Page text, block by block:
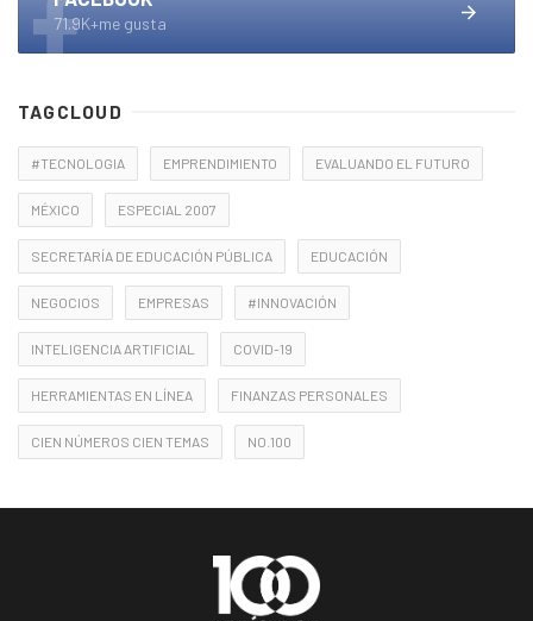
71.9K+me gusta
TAGCLOUD
#TECNOLOGIA EMPRENDIMIENTO EVALUANDO EL FUTURO
MÉXICO ESPECIAL 2007
SECRETARÍA DE EDUCACIÓN PÚBLICA EDUCACIÓN
NEGOCIOS EMPRESAS #INNOVACIÓN
INTELIGENCIA ARTIFICIAL COVID-19
HERRAMIENTAS EN LÍNEA FINANZAS PERSONALES
CIEN NÚMEROS CIEN TEMAS NO.100